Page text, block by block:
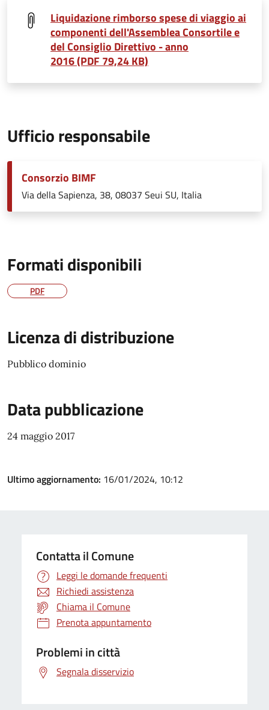
Liquidazione rimborso spese di viaggio ai
componenti dell'Assemblea Consortile e
del Consiglio Direttivo - anno
2016 (PDF 79,24 KB)
Ufficio responsabile
Consorzio BIMF
Via della Sapienza, 38, 08037 Seui SU, Italia
Formati disponibili
PDF
Licenza di distribuzione
Pubblico dominio
Data pubblicazione
24 maggio 2017
Ultimo aggiornamento: 16/01/2024, 10:12
Contatta il Comune
Leggi le domande frequenti
Richiedi assistenza
Chiama il Comune
Prenota appuntamento
Problemi in città
Segnala disservizio